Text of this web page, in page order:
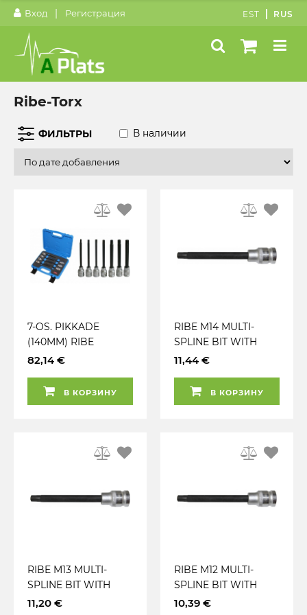
Вход | Регистрация EST RUS
Ribe-Torx
ФИЛЬТРЫ В наличии
7-OS. PIKKADE
(140MM) RIBE
TORXOTSIKUTE
FOAM TRIUMF
82,14 €
В КОРЗИНУ
RIBE M14 MULTI-
SPLINE BIT WITH
SOCKET 1 / 2"
140MM. DARK BLACK
BIT BODY S2
11,44 €
В КОРЗИНУ
RIBE M13 MULTI-
SPLINE BIT WITH
SOCKET 1 / 2"
11,20 €
RIBE M12 MULTI-
SPLINE BIT WITH
SOCKET 1 / 2"
10,39 €